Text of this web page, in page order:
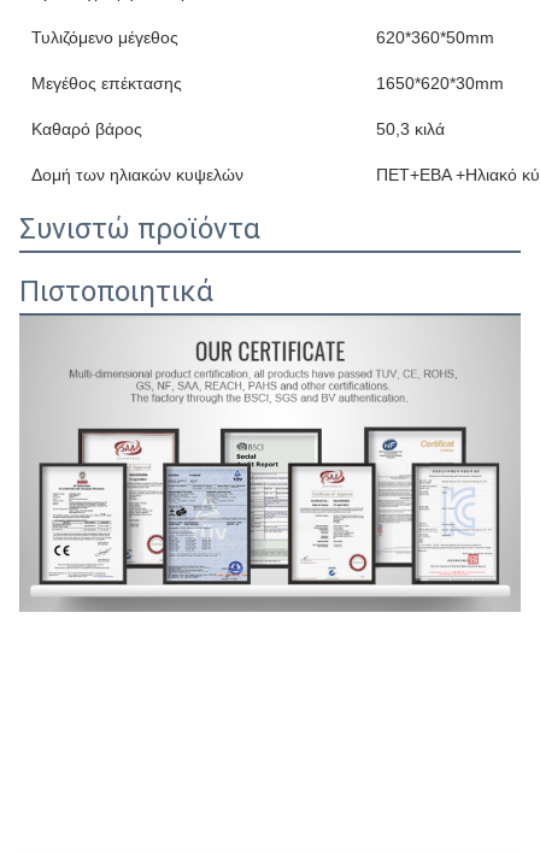
Τυλιζόμενο μέγεθος 620*360*50mm
Μεγέθος επέκτασης 1650*620*30mm
Καθαρό βάρος 50,3 κιλά
Δομή των ηλιακών κυψελών ΠΕΤ+ΕΒΑ +Ηλιακό
Συνιστώ προϊόντα
Πιστοποιητικά